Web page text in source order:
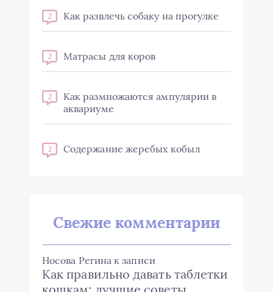
2 Как развлечь собаку на прогулке
2 Матрасы для коров
2
Как размножаются ампулярии в
аквариуме
2 Содержание жеребых кобыл
Свежие комментарии
Носова Регина к записи
Как правильно давать таблетки